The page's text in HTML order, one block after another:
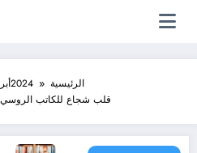
الرئيسية 2024
قلب شجاع للكاتب